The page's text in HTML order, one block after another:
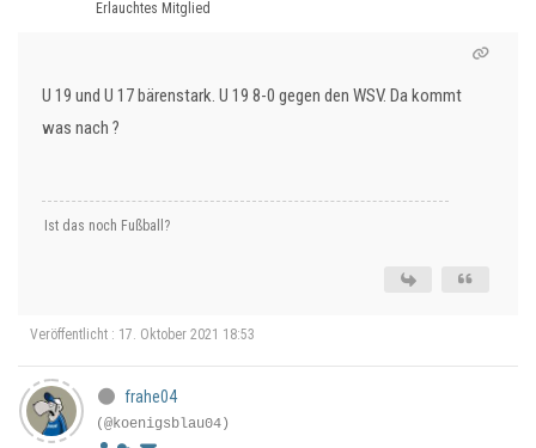
Erlauchtes Mitglied
U 19 und U 17 bärenstark. U 19 8-0 gegen den WSV. Da kommt
was nach ?
Ist das noch Fußball?
Veröffentlicht : 17. Oktober 2021 18:53
frahe04
(@koenigsblau04)